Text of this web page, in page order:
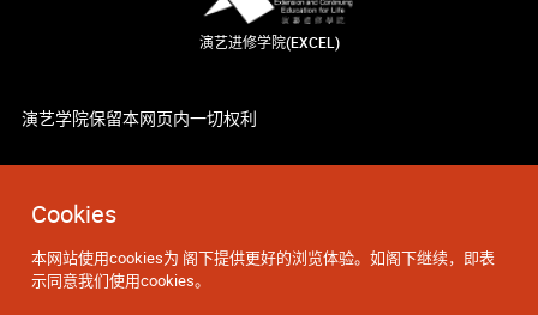
Cookies
本网站使用cookies为 阁下提供更好的浏览体验。如阁下继续，即表
示同意我们使用cookies。
演艺进修学院(EXCEL)
演艺学院保留本网页内一切权利